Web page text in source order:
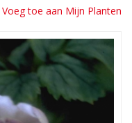
Voeg toe aan Mijn Planten